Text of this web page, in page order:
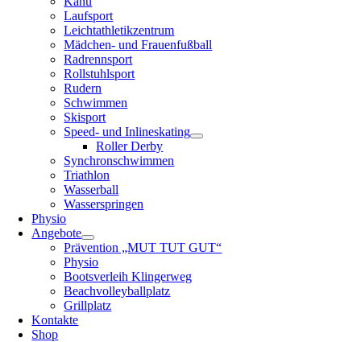
Laufsport
Leichtathletikzentrum
Mädchen- und Frauenfußball
Radrennsport
Rollstuhlsport
Rudern
Schwimmen
Skisport
Speed- und Inlineskating
Roller Derby
Synchronschwimmen
Triathlon
Wasserball
Wasserspringen
Physio
Angebote
Prävention „MUT TUT GUT“
Physio
Bootsverleih Klingerweg
Beachvolleyballplatz
Grillplatz
Kontakte
Shop